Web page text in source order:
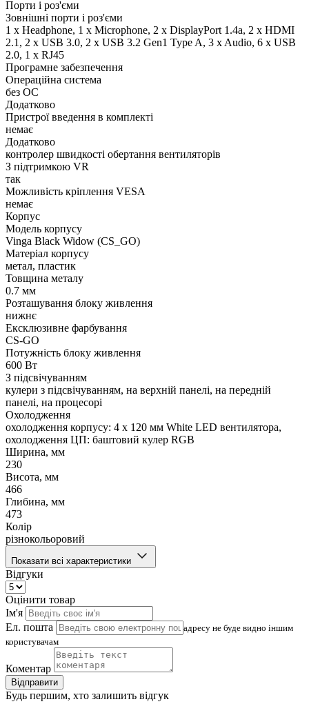
Порти і роз'єми
Зовнішні порти і роз'єми
1 x Нeadphone, 1 х Microphone, 2 x DisplayPort 1.4a, 2 x HDMI
2.1, 2 x USB 3.0, 2 x USB 3.2 Gen1 Type A, 3 x Audio, 6 x USB
2.0, 1 x RJ45
Програмне забезпечення
Операційна система
без ОС
Додатково
Пристрої введення в комплекті
немає
Додатково
контролер швидкості обертання вентиляторів
З підтримкою VR
так
Можливість кріплення VESA
немає
Корпус
Модель корпусу
Vinga Black Widow (CS_GO)
Матеріал корпусу
метал, пластик
Товщина металу
0.7 мм
Розташування блоку живлення
нижнє
Ексклюзивне фарбування
CS-GO
Потужність блоку живлення
600 Вт
З підсвічуванням
кулери з підсвічуванням, на верхній панелі, на передній
панелі, на процесорі
Охолодження
охолодження корпусу: 4 x 120 мм White LED вентилятора,
охолодження ЦП: баштовий кулер RGB
Ширина, мм
230
Висота, мм
466
Глибина, мм
473
Колір
різнокольоровий
Показати всі характеристики
Відгуки
Оцінити товар
Ім'я
Ел. пошта
адресу не буде видно іншим
користувачам
Коментар
Відправити
Будь першим, хто залишить відгук